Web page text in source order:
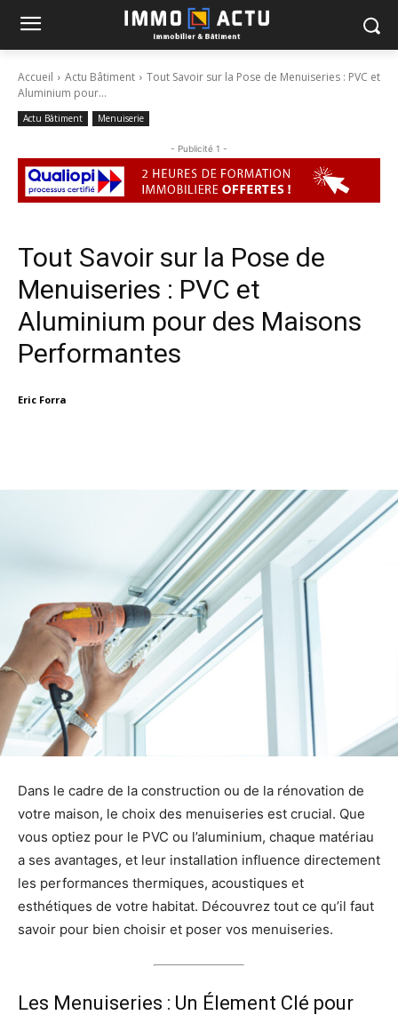
Accueil Actu Bâtiment
Tout Savoir sur la Pose de Menuiseries : PVC et
Aluminium pour...
Actu Bâtiment Menuiserie
- Publicité 1 -
Tout Savoir sur la Pose de
Menuiseries : PVC et
Aluminium pour des Maisons
Performantes
Eric Forra
Dans le cadre de la construction ou de la rénovation de
votre maison, le choix des menuiseries est crucial. Que
vous optiez pour le PVC ou l’aluminium, chaque matériau
a ses avantages, et leur installation influence directement
les performances thermiques, acoustiques et
esthétiques de votre habitat. Découvrez tout ce qu’il faut
savoir pour bien choisir et poser vos menuiseries.
Les Menuiseries : Un Élement Clé pour